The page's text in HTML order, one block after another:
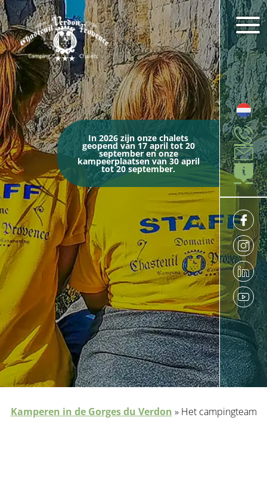
In 2026 zijn onze chalets
geopend van 17 april tot 20
september en onze
kampeerplaatsen van 30 april
tot 20 september.
Kamperen in de Gorges du Verdon » Het campingteam